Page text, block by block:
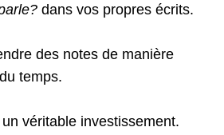
dans vos propres écrits.
des notes de manière
temps.
un véritable investissement.